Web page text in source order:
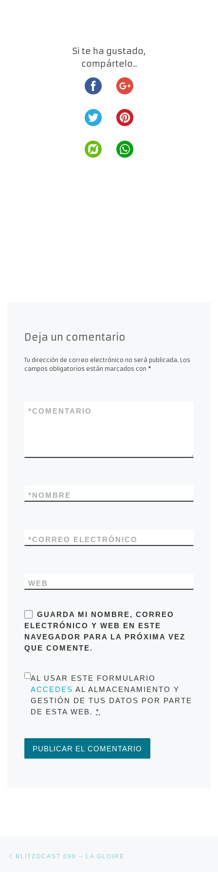
Si te ha gustado,
compártelo...
Deja un comentario
Tu dirección de correo electrónico no será publicada. Los
campos obligatorios están marcados con *
COMENTARIO
*
NOMBRE
*
CORREO ELECTRÓNICO
*
WEB
GUARDA MI NOMBRE, CORREO
ELECTRÓNICO Y WEB EN ESTE
NAVEGADOR PARA LA PRÓXIMA VEZ
QUE COMENTE.
AL USAR ESTE FORMULARIO
ACCEDES AL ALMACENAMIENTO Y
GESTIÓN DE TUS DATOS POR PARTE
DE ESTA WEB. *
Navegación de entradas
BLITZOCAST 098 – LA GLOIRE